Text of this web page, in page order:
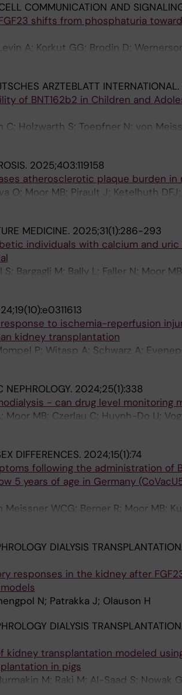
COMMUNICATION AND
shifts from phosphaturia
A; Korkut GG; Brodin D;
ARZTEBLATT INTERNATIONAL.
of BNT162b2 in Children and
C; Holzwarth S; Toepfner N; von
2025;403:119158
atherosclerotic plaque burden
O; Moor MB; Pirault J; Ketelhuth
MEDICINE. 2025;31(1):286-293
individuals with calcium and
Bargagli M; Bally L; Faller N; Moor
to ischemia-reperfusion
kidney transplantation
P; Witasp A; Schwarz A;
NEPHROLOGY. 2024;25(1):338
- can drug level monitoring
Moor MB; Czerlau C; Huynh-Do U;
DIFFERENCES. 2024;15(1):74
following the administration of
5 years of age in Germany
WCG; Berner R; Moor MB;
DIALYSIS
responses in the kidney after
N; Patrakka J; Olauson H
DIALYSIS
kidney transplantation modeled
in pigs
M; Raki M; Al-Saad S; Nowak